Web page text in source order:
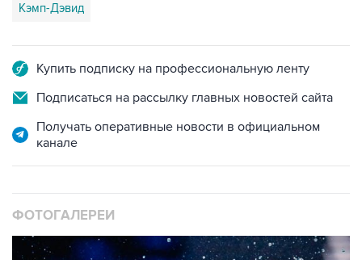
Кэмп-Дэвид
Купить подписку на профессиональную ленту
Подписаться на рассылку главных новостей сайта
Получать оперативные новости в официальном
канале
ФОТОГАЛЕРЕИ